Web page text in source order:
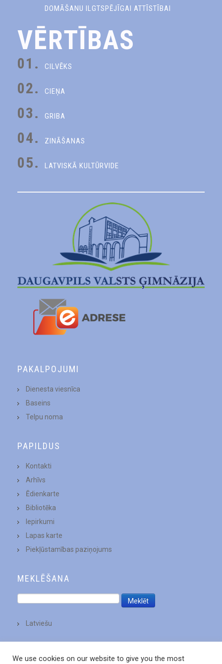
DOMĀŠANU ILGTSPĒJĪGAI ATTĪSTĪBAI
VĒRTĪBAS
01. CILVĒKS
02. CIEŅA
03. GRIBA
04. ZINĀŠANAS
05. LATVISKĀ KULTŪRVIDE
PAKALPOJUMI
Dienesta viesnīca
Baseins
Telpu noma
PAPILDUS
Kontakti
Arhīvs
Ēdienkarte
Bibliotēka
Iepirkumi
Lapas karte
Piekļūstamības paziņojums
MEKLĒŠANA
Latviešu
We use cookies on our website to give you the most